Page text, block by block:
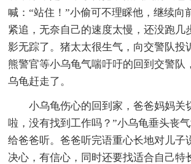
喊：“站住！”小偷可不理睬他，继续向
紧追，无奈自己的速度太慢，还没跑几
影无踪了。猪太太很生气，向交警队投
熊警官等小乌龟气喘吁吁的回到交警队
乌龟赶走了。
小乌龟伤心的回到家，爸爸妈妈关
啦，没有找到工作吗？”小乌龟垂头丧
给爸爸听。爸爸听完语重心长地对儿子
决心，有信心，同时还要找适合自己特